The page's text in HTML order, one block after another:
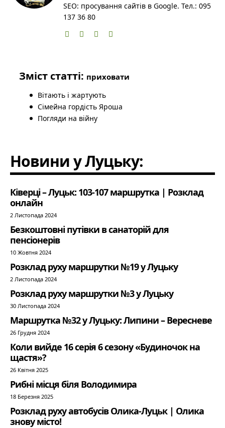
SEO: просування сайтів в Google. Тел.: 095
137 36 80
Зміст статті: приховати
Вітають і жартують
Сімейна гордість Яроша
Погляди на війну
Новини у Луцьку:
Ківерці – Луцьк: 103-107 маршрутка | Розклад
онлайн
2 Листопада 2024
Безкоштовні путівки в санаторій для
пенсіонерів
10 Жовтня 2024
Розклад руху маршрутки №19 у Луцьку
2 Листопада 2024
Розклад руху маршрутки №3 у Луцьку
30 Листопада 2024
Маршрутка №32 у Луцьку: Липини – Вересневе
26 Грудня 2024
Коли вийде 16 серія 6 сезону «Будиночок на
щастя»?
26 Квітня 2025
Рибні місця біля Володимира
18 Березня 2025
Розклад руху автобусів Олика-Луцьк | Олика
знову місто!